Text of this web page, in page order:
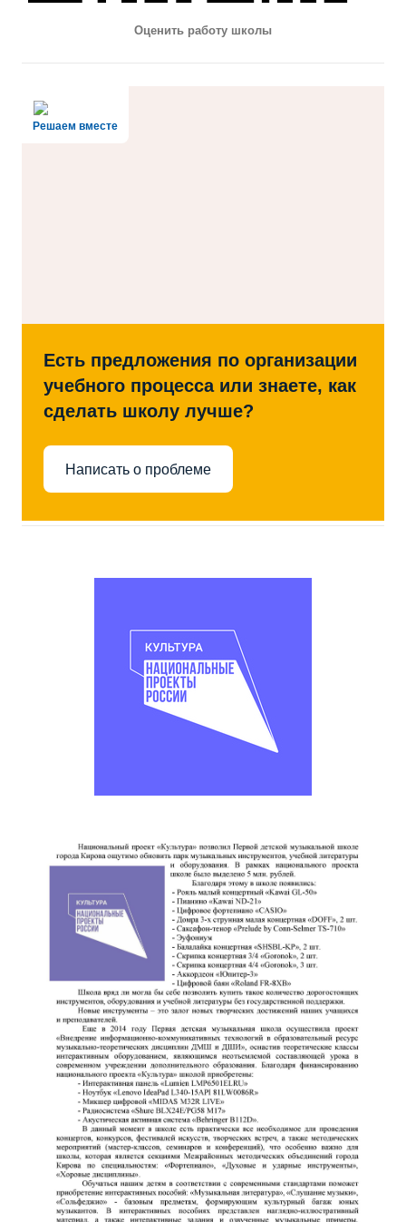
Оценить работу школы
Решаем вместе
Есть предложения по организации
учебного процесса или знаете, как
сделать школу лучше?
Написать о проблеме